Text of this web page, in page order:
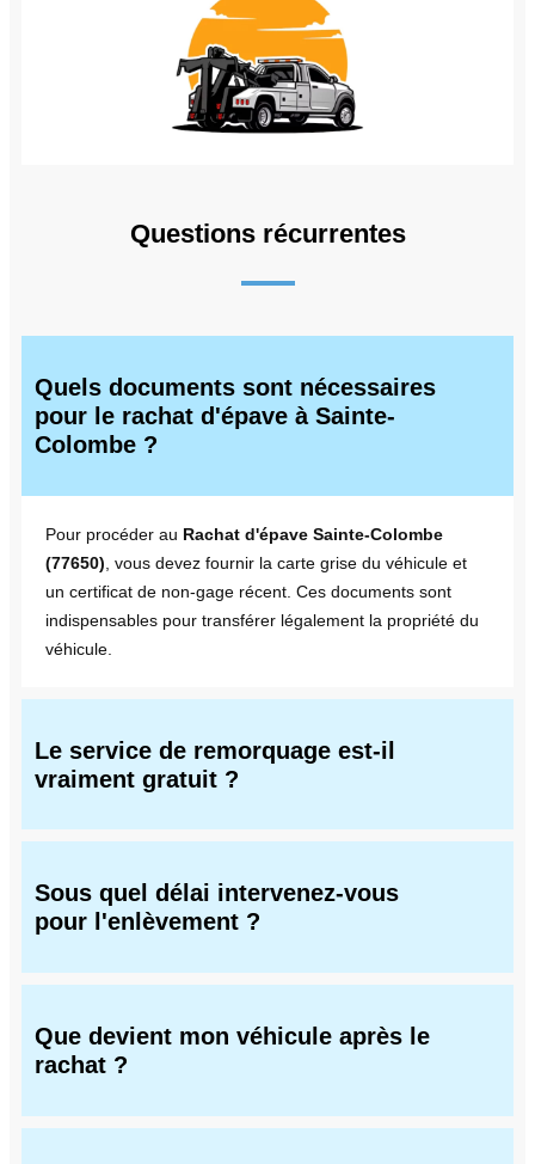
Questions récurrentes
Quels documents sont nécessaires
pour le rachat d'épave à Sainte-
Colombe ?
Pour procéder au Rachat d'épave Sainte-Colombe
(77650) , vous devez fournir la carte grise du véhicule et
un certificat de non-gage récent. Ces documents sont
indispensables pour transférer légalement la propriété du
véhicule.
Le service de remorquage est-il
vraiment gratuit ?
Sous quel délai intervenez-vous
pour l'enlèvement ?
Que devient mon véhicule après le
rachat ?